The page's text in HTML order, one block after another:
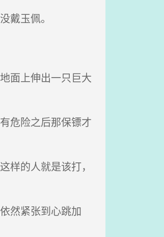
戴玉佩。
面上伸出一只巨大
危险之后那保镖才
的人就是该打，
然紧张到心跳加